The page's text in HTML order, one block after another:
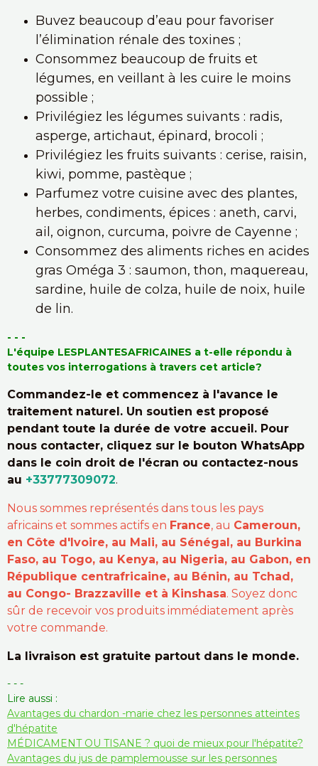
Buvez beaucoup d’eau pour favoriser
l’élimination rénale des toxines ;
Consommez beaucoup de fruits et
légumes, en veillant à les cuire le moins
possible ;
Privilégiez les légumes suivants : radis,
asperge, artichaut, épinard, brocoli ;
Privilégiez les fruits suivants : cerise, raisin,
kiwi, pomme, pastèque ;
Parfumez votre cuisine avec des plantes,
herbes, condiments, épices : aneth, carvi,
ail, oignon, curcuma, poivre de Cayenne ;
Consommez des aliments riches en acides
gras Oméga 3 : saumon, thon, maquereau,
sardine, huile de colza, huile de noix, huile
de lin.
- - -
L'équipe LESPLANTESAFRICAINES a t-elle répondu à
toutes vos interrogations à travers cet article?
Commandez-le et commencez à l'avance le
traitement naturel. Un soutien est proposé
pendant toute la durée de votre accueil. Pour
nous contacter, cliquez sur le bouton WhatsApp
dans le coin droit de l'écran ou contactez-nous
au +33777309072.
Nous sommes représentés dans tous les pays
africains et sommes actifs en France, au Cameroun,
en Côte d'Ivoire, au Mali, au Sénégal, au Burkina
Faso, au Togo, au Kenya, au Nigeria, au Gabon, en
République centrafricaine, au Bénin, au Tchad,
au Congo- Brazzaville et à Kinshasa. Soyez donc
sûr de recevoir vos produits immédiatement après
votre commande.
La livraison est gratuite partout dans le monde.
- - -
Lire aussi :
Avantages du chardon -marie chez les personnes atteintes
d'hépatite
MÉDICAMENT OU TISANE ? quoi de mieux pour l'hépatite?
Avantages du jus de pamplemousse sur les personnes